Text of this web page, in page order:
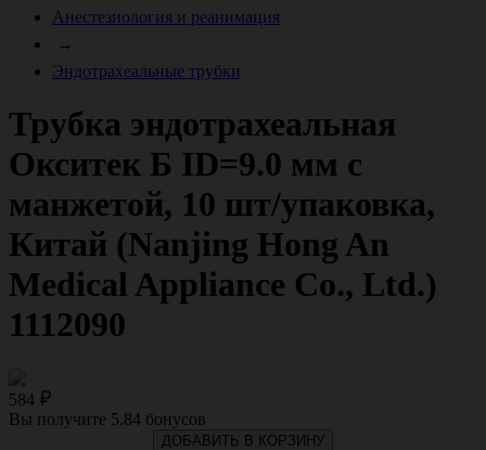
Анестезиология и реанимация
→
Эндотрахеальные трубки
Трубка эндотрахеальная
Окситек Б ID=9.0 мм с
манжетой, 10 шт/упаковка,
Китай (Nanjing Hong An
Medical Appliance Co., Ltd.)
1112090
584
Вы получите 5.84 бонусов
ДОБАВИТЬ В КОРЗИНУ